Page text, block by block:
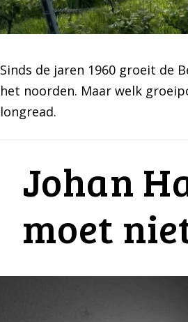
Sinds de jaren 1960 groeit de
het noorden. Maar welk
longread.
Johan
moet